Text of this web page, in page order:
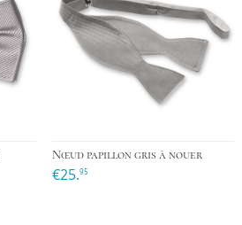
Nœud papillon gris à nouer
€25.95